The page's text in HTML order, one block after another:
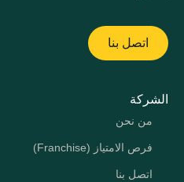
اتصل بنا
الشركة
من نحن
فرص الامتياز (Franchise)
اتصل بنا